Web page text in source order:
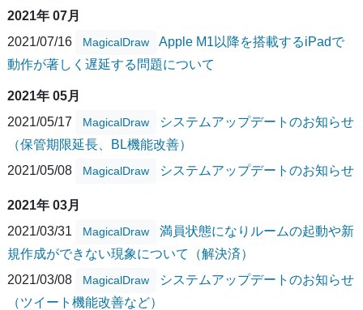
2021年 07月
2021/07/16
MagicalDraw
Apple M1以降を搭載するiPadで
動作が著しく遅延する問題について
2021年 05月
2021/05/17
MagicalDraw
システムアップデートのお知らせ
（保管期限延長、BL機能改善）
2021/05/08
MagicalDraw システムアップデートのお知らせ
2021年 03月
2021/03/31
MagicalDraw
満員状態になりルームの起動や新
規作成ができない現象について（解決済）
2021/03/08
MagicalDraw
システムアップデートのお知らせ
（ツイート機能改善など）